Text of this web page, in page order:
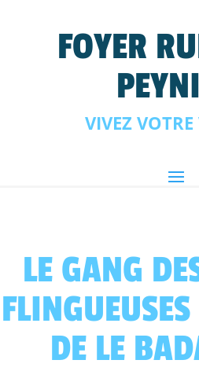
FOYER
VIVEZ
LE GANG
DE LE